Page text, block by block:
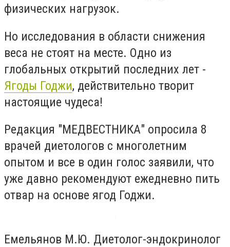
физических нагрузок.
Но исследования в области снижения
веса не стоят на месте. Одно из
глобальных открытий последних лет -
Ягоды Годжи, действительно творит
настоящие чудеса!
Редакция "МЕДВЕСТНИКА" опросила 8
врачей диетологов с многолетним
опытом и все в один голос заявили, что
уже давно рекомендуют ежедневно пить
отвар на основе ягод Годжи.
Емельянов М.Ю. Диетолог-эндокринолог